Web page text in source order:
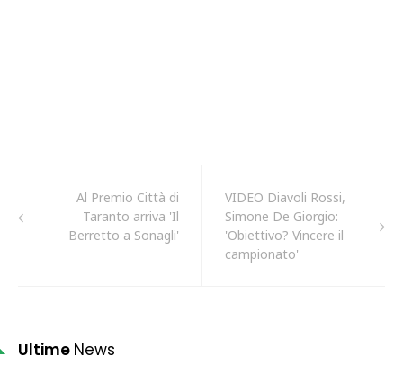
Al Premio Città di
Taranto arriva 'Il
Berretto a Sonagli'
VIDEO Diavoli Rossi,
Simone De Giorgio:
'Obiettivo? Vincere il
campionato'
Ultime News